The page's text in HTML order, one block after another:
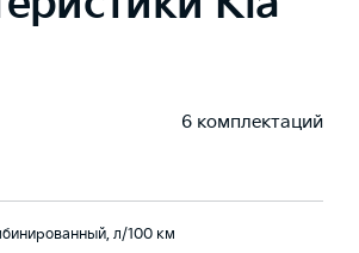
6 комплектаций
км/ч, с
л/100 км